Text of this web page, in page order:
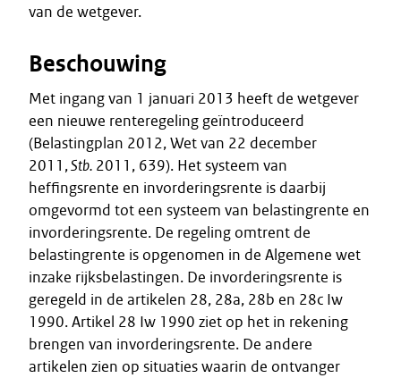
van de wetgever.
Beschouwing
Met ingang van 1 januari 2013 heeft de wetgever
een nieuwe renteregeling geïntroduceerd
(Belastingplan 2012, Wet van 22 december
2011,Stb. 2011, 639). Het systeem van
heffingsrente en invorderingsrente is daarbij
omgevormd tot een systeem van belastingrente en
invorderingsrente. De regeling omtrent de
belastingrente is opgenomen in de Algemene wet
inzake rijksbelastingen. De invorderingsrente is
geregeld in de artikelen 28, 28a, 28b en 28c Iw
1990. Artikel 28 Iw 1990 ziet op het in rekening
brengen van invorderingsrente. De andere
artikelen zien op situaties waarin de ontvanger